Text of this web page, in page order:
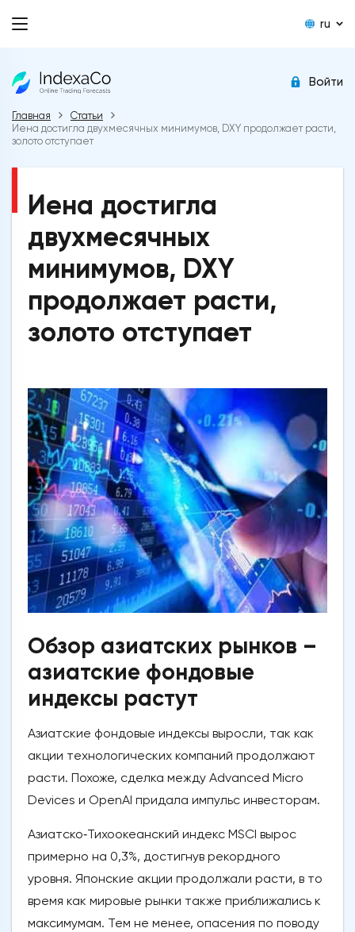
ru
Войти
Главная
Статьи
Иена достигла двухмесячных минимумов, DXY продолжает расти,
золото отступает
Иена достигла
двухмесячных
минимумов, DXY
продолжает расти,
золото отступает
Обзор азиатских рынков –
азиатские фондовые
индексы растут
Азиатские фондовые индексы выросли, так как
акции технологических компаний продолжают
расти. Похоже, сделка между Advanced Micro
Devices и OpenAI придала импульс инвесторам.
Азиатско‑Тихоокеанский индекс MSCI вырос
примерно на 0,3%, достигнув рекордного
уровня. Японские акции продолжали расти, в то
время как мировые рынки также приближались к
максимумам. Тем не менее, опасения по поводу